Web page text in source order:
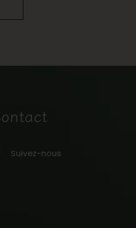
Suivez-nous